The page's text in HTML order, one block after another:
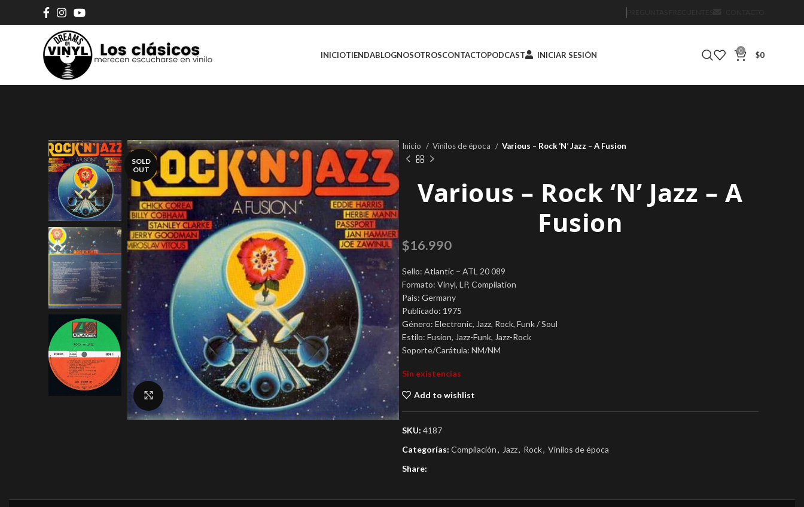
INICIOTIENDABLOGNOSOTROSCONTACTOPODCAST INICIAR SESIÓN 0 $0
SOLD
OUT
Click to enlarge
Inicio Vinilos de época Various ‎– Rock ‘N’ Jazz – A Fusion
Various ‎– Rock ‘N’ Jazz – A
Fusion
$16.990
Sello: Atlantic ‎– ATL 20 089
Formato: Vinyl, LP, Compilation
País: Germany
Publicado: 1975
Género: Electronic, Jazz, Rock, Funk / Soul
Estilo: Fusion, Jazz-Funk, Jazz-Rock
Soporte/Carátula: NM/NM
Sin existencias
Add to wishlist
SKU: 4187
Categorías: Compilación, Jazz, Rock, Vinilos de época
Share: